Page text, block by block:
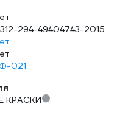
294-49404743-2015
021
КРАСКИ